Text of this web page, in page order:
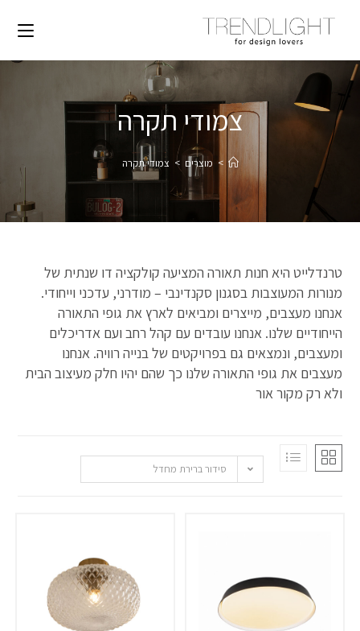
צמודי תקרה
> מוצרים > צמודי תקרה
טרנדלייט היא חנות תאורה המציעה קולקציה דו שנתית של
מנורות המעוצבות בסגנון סקנדינבי – מודרני, עדכני וייחודי.
אנחנו מעצבים, מייצרים ומביאים לארץ את גופי התאורה
הייחודיים שלנו. אנחנו עובדים עם קהל רחב ועם אדריכלים
ומעצבים, ונמצאים גם בפרויקטים של בנייה רוויה. אנחנו
מעצבים את גופי התאורה שלנו כך שהם יהיו חלק מעיצוב הבית
ולא רק מקור אור
סידור ברירת מחדל